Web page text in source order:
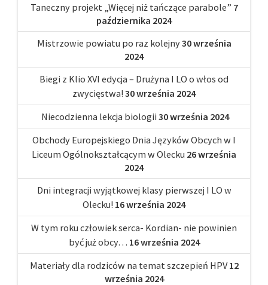
Taneczny projekt „Więcej niż tańczące parabole” 7
października 2024
Mistrzowie powiatu po raz kolejny30 września
2024
Biegi z Klio XVI edycja – Drużyna I LO o włos od
zwycięstwa! 30 września 2024
Niecodzienna lekcja biologii 30 września 2024
Obchody Europejskiego Dnia Języków Obcych w I
Liceum Ogólnokształcącym w Olecku 26 września
2024
Dni integracji wyjątkowej klasy pierwszej I LO w
Olecku! 16 września 2024
W tym roku człowiek serca- Kordian- nie powinien
być już obcy… 16 września 2024
Materiały dla rodziców na temat szczepień HPV 12
września 2024